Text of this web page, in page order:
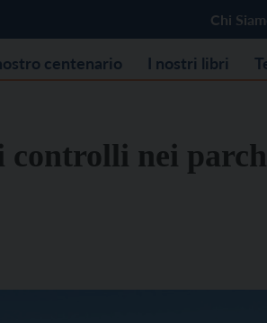
Chi
centenario I nostri libri
controlli nei